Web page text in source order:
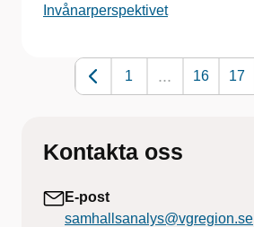
Invånarperspektivet
1 ... 16 17
Kontakta oss
E-post
samhallsanalys@vgregion.se